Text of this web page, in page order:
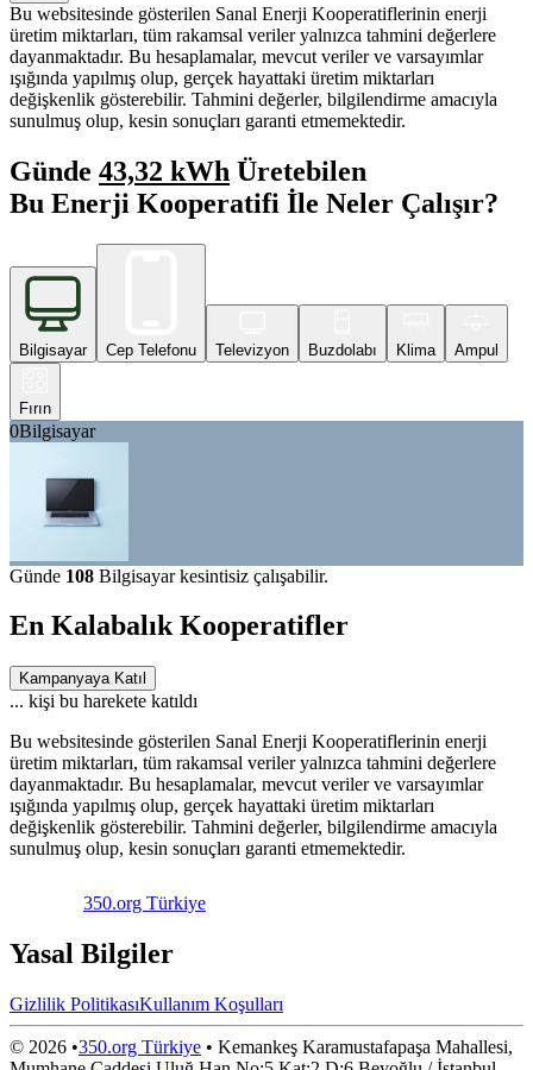
Bu websitesinde gösterilen Sanal Enerji Kooperatiflerinin enerji
üretim miktarları, tüm rakamsal veriler yalnızca tahmini değerlere
dayanmaktadır. Bu hesaplamalar, mevcut veriler ve varsayımlar
ışığında yapılmış olup, gerçek hayattaki üretim miktarları
değişkenlik gösterebilir. Tahmini değerler, bilgilendirme amacıyla
sunulmuş olup, kesin sonuçları garanti etmemektedir.
Günde 43,32 kWh Üretebilen
Bu Enerji Kooperatifi İle Neler Çalışır?
Bilgisayar Cep Telefonu Televizyon Buzdolabı Klima Ampul
Fırın
0Bilgisayar
Günde 108 Bilgisayar kesintisiz çalışabilir.
En Kalabalık Kooperatifler
Kampanyaya Katıl
... kişi bu harekete katıldı
Bu websitesinde gösterilen Sanal Enerji Kooperatiflerinin enerji
üretim miktarları, tüm rakamsal veriler yalnızca tahmini değerlere
dayanmaktadır. Bu hesaplamalar, mevcut veriler ve varsayımlar
ışığında yapılmış olup, gerçek hayattaki üretim miktarları
değişkenlik gösterebilir. Tahmini değerler, bilgilendirme amacıyla
sunulmuş olup, kesin sonuçları garanti etmemektedir.
350.org Türkiye
Yasal Bilgiler
Gizlilik PolitikasıKullanım Koşulları
© 2026 •350.org Türkiye • Kemankeş Karamustafapaşa Mahallesi,